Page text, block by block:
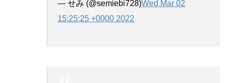
— せみ (@semiebi728)Wed Mar 02
15:25:25 +0000 2022